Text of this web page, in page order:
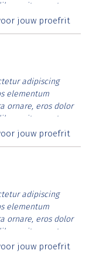
vitae erat.
id rutrum lorem
jouw proefrit
adipiscing
elementum
ornare, eros dolor
vitae erat.
id rutrum lorem
jouw proefrit
adipiscing
elementum
ornare, eros dolor
vitae erat.
id rutrum lorem
jouw proefrit